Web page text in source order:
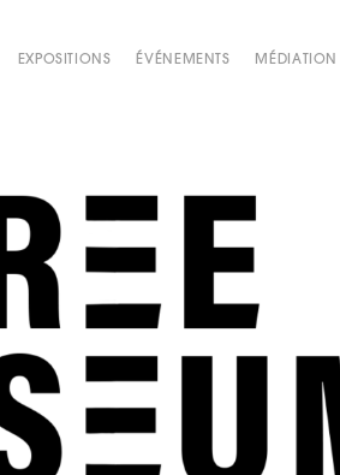
EXPOSITIONS ÉVÉNEMENTS MÉDIATION